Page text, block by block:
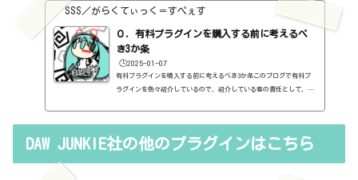
録はしていますし、セールしているプラグインはブログの最初の方に
表示するように（編集したら、自動的に最初の方に表示されてるだけ
ですが・・...
SSS／がらくてぃっく＝すぺぇす
０．有料プラグインを購入する前に考えるべ
き3か条
🕒️2025-01-07
有料プラグインを購入する前に考えるべき3か条このブログで有料プ
ラグインを色々紹介しているので、紹介している者の責任として、有
ンの中には、なぜ、これが無料なんだろう？と驚くような性能のもの
DAW JUNKIE社の他のプラグインはこちら